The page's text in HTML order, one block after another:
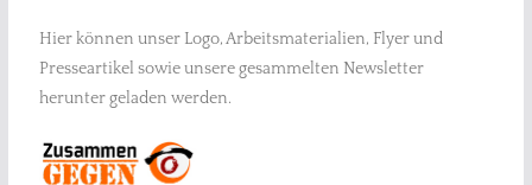
Hier können unser Logo, Arbeitsmaterialien, Flyer und
Presseartikel sowie unsere gesammelten Newsletter
herunter geladen werden.